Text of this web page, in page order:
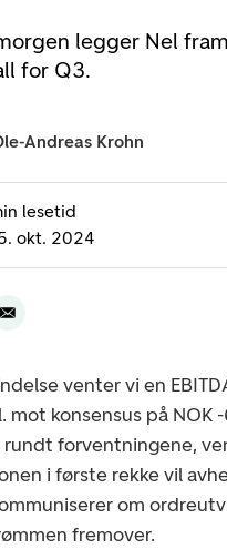
legger Nel
for Q3.
lesetid
okt. 2024
Andreas Krohn
venter vi en
mot konsensus på NOK
rundt forventningene,
i første rekke vil
om
fremover.